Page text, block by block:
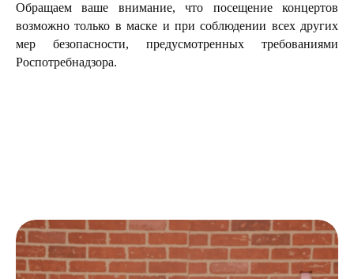
Обращаем ваше внимание, что посещение концертов
возможно только в маске и при соблюдении всех других
мер безопасности, предусмотренных требованиями
Роспотребнадзора.